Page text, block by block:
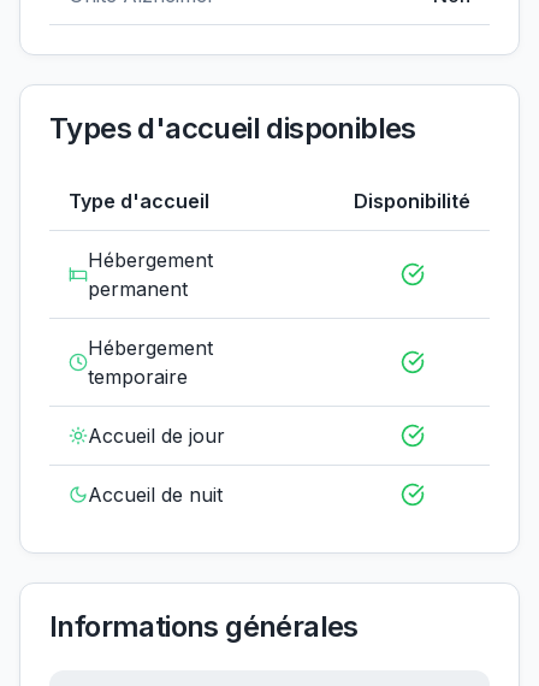
Types d'accueil disponibles
Type d'accueil Disponibilité
Hébergement
permanent
Hébergement
temporaire
Accueil de jour
Accueil de nuit
Informations générales